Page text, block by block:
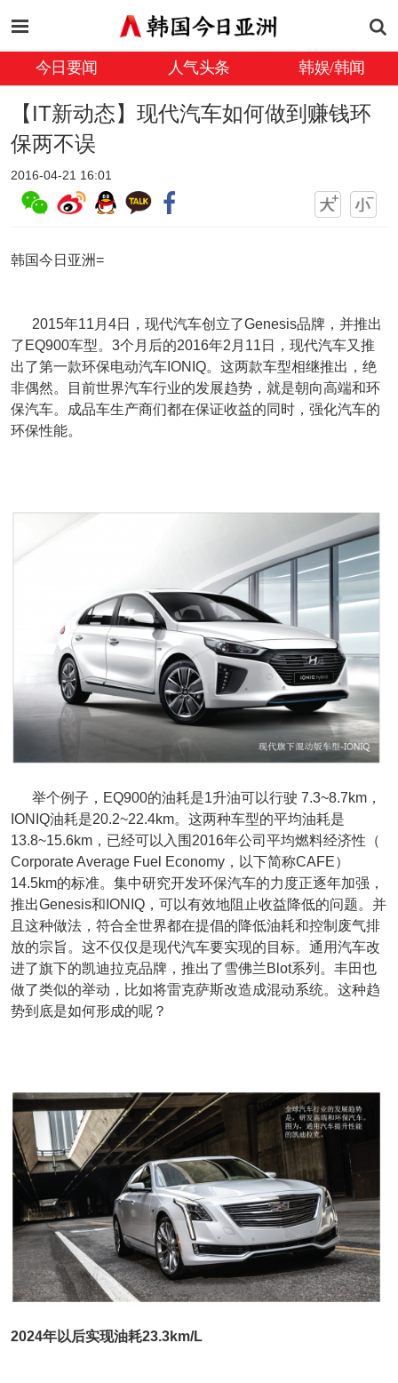
今日要闻 人气头条 韩娱/韩闻
【IT新动态】现代汽车如何做到赚钱环
保两不误
2016-04-21 16:01
韩国今日亚洲=
2015年11月4日，现代汽车创立了Genesis品牌，并推出
了EQ900车型。3个月后的2016年2月11日，现代汽车又推
出了第一款环保电动汽车IONIQ。这两款车型相继推出，绝
非偶然。目前世界汽车行业的发展趋势，就是朝向高端和环
保汽车。成品车生产商们都在保证收益的同时，强化汽车的
环保性能。
举个例子，EQ900的油耗是1升油可以行驶 7.3~8.7km，
IONIQ油耗是20.2~22.4km。这两种车型的平均油耗是
13.8~15.6km，已经可以入围2016年公司平均燃料经济性（
Corporate Average Fuel Economy，以下简称CAFE）
14.5km的标准。集中研究开发环保汽车的力度正逐年加强，
推出Genesis和IONIQ，可以有效地阻止收益降低的问题。并
且这种做法，符合全世界都在提倡的降低油耗和控制废气排
放的宗旨。这不仅仅是现代汽车要实现的目标。通用汽车改
进了旗下的凯迪拉克品牌，推出了雪佛兰Blot系列。丰田也
做了类似的举动，比如将雷克萨斯改造成混动系统。这种趋
势到底是如何形成的呢？
2024年以后实现油耗23.3km/L